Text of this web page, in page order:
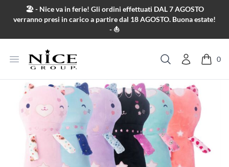
Salta al contenuto
🏖️ - Nice va in ferie! Gli ordini effettuati DAL 7 AGOSTO
verranno presi in carico a partire dal 18 AGOSTO. Buona estate!
- ⛵
Apri menu
Cerca
0